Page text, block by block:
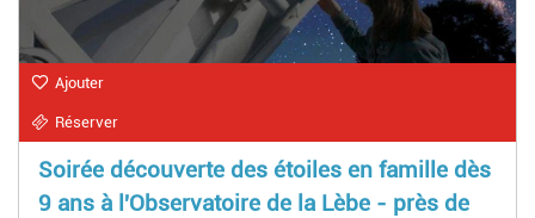
Ajouter
Réserver
Soirée découverte des étoiles en famille dès
9 ans à l'Observatoire de la Lèbe - près de